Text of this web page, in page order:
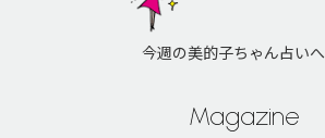
今週の美的子ちゃん占いへ
Magazine